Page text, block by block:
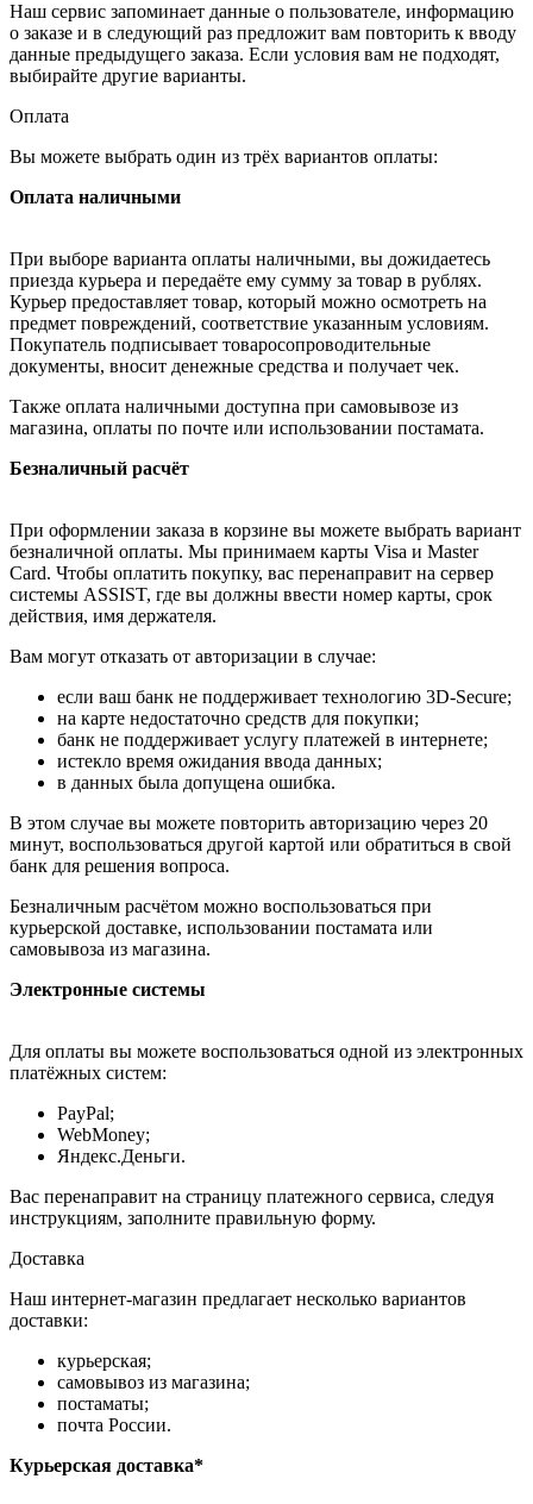
Наш сервис запоминает данные о пользователе, информацию
о заказе и в следующий раз предложит вам повторить к вводу
данные предыдущего заказа. Если условия вам не подходят,
выбирайте другие варианты.
Оплата
Вы можете выбрать один из трёх вариантов оплаты:
Оплата наличными
При выборе варианта оплаты наличными, вы дожидаетесь
приезда курьера и передаёте ему сумму за товар в рублях.
Курьер предоставляет товар, который можно осмотреть на
предмет повреждений, соответствие указанным условиям.
Покупатель подписывает товаросопроводительные
документы, вносит денежные средства и получает чек.
Также оплата наличными доступна при самовывозе из
магазина, оплаты по почте или использовании постамата.
Безналичный расчёт
При оформлении заказа в корзине вы можете выбрать вариант
безналичной оплаты. Мы принимаем карты Visa и Master
Card. Чтобы оплатить покупку, вас перенаправит на сервер
системы ASSIST, где вы должны ввести номер карты, срок
действия, имя держателя.
Вам могут отказать от авторизации в случае:
если ваш банк не поддерживает технологию 3D-Secure;
на карте недостаточно средств для покупки;
банк не поддерживает услугу платежей в интернете;
истекло время ожидания ввода данных;
в данных была допущена ошибка.
В этом случае вы можете повторить авторизацию через 20
минут, воспользоваться другой картой или обратиться в свой
банк для решения вопроса.
Безналичным расчётом можно воспользоваться при
курьерской доставке, использовании постамата или
самовывоза из магазина.
Электронные системы
Для оплаты вы можете воспользоваться одной из электронных
платёжных систем:
PayPal;
WebMoney;
Яндекс.Деньги.
Вас перенаправит на страницу платежного сервиса, следуя
инструкциям, заполните правильную форму.
Доставка
Наш интернет-магазин предлагает несколько вариантов
доставки:
курьерская;
самовывоз из магазина;
постаматы;
почта России.
Курьерская доставка*